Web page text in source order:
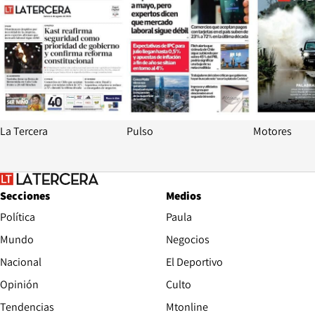
La Tercera Pulso Motores
Secciones
Política
Mundo
Nacional
Opinión
Tendencias
Medios
Paula
Negocios
El Deportivo
Culto
Mtonline